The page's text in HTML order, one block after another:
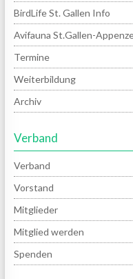
BirdLife St. Gallen Info
Avifauna St.Gallen-
Termine
Weiterbildung
Archiv
Verband
Verband
Vorstand
Mitglieder
Mitglied werden
Spenden